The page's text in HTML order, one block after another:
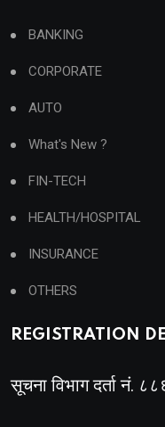
BANKING
CORPORATE
AUTO
What's New ?
FIN-TECH
HEALTH/HOSPITAL
INSURANCE
OTHERS
REGISTRATION
सूचना विभाग दर्ता नं.